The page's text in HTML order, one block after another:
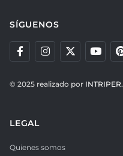
SÍGUENOS
© 2025 realizado por INTRIPER.
LEGAL
Quienes somos